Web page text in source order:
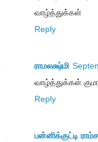
வாழ்த்துக்கள்
Reply
ராமலக்ஷ்மி
வாழ்த்துக்கள்
Reply
பன்னிக்குட்டி